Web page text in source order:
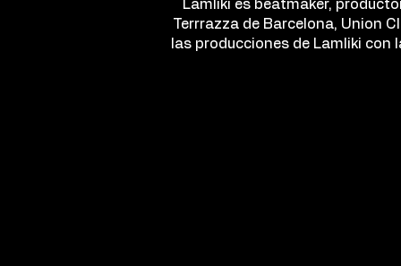
Lamliki es beatmaker,
Terrrazza de Barcelona, Union
las producciones de Lamliki